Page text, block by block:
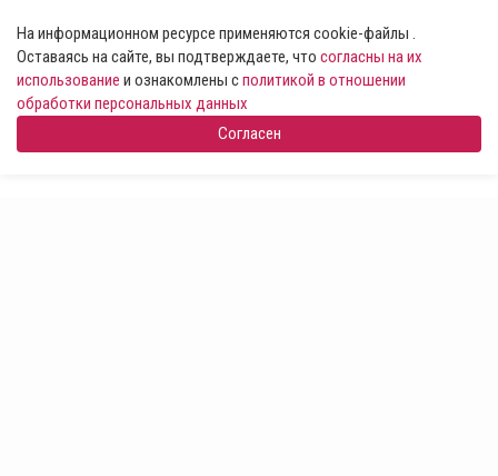
На информационном ресурсе применяются cookie-файлы .
Оставаясь на сайте, вы подтверждаете, что согласны на их
использование и ознакомлены сполитикой в отношении
обработки персональных данных
Согласен